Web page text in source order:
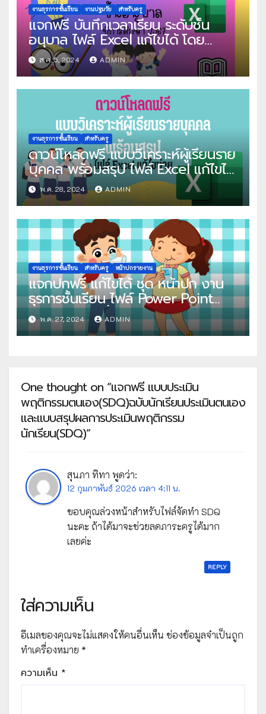
งานธุรการชั้นเรียน งานปฐมวัย สำหรับครู
แจกฟรี บันทึกเวลาเรียน ระดับชั้น
อนุบาล ไฟล์ Excel แก้ไขได้ โดย
วิชาการง่าย by “ครูคณิต”
ส.ค. 5, 2024 ADMIN
งานธุรการชั้นเรียน สำหรับครู
ดาวน์โหลดฟรี แบบวิเคราะห์ผู้เรียนราย
บุคคล พร้อมสรุป ไฟล์ Excel แก้ไขได้
โดย ครูไอที ฟรีบทเรียนออนไลน์
พ.ค. 28, 2024 ADMIN
งานธุรการชั้นเรียน สำหรับครู หน้าปกรายงาน
แจกปกฟรี แก้ไขได้ ชุด หน้าปก งาน
ธุรการชั้นเรียน ไฟล์ Power Point
แก้ไขได้ โดย สื่อการเรียนการสอน
Krunatcha
พ.ค. 27, 2024 ADMIN
One thought on “แจกฟรี แบบประเมิน
พฤติกรรมตนเอง(SDQ)ฉบับนักเรียนประเมินตนเอง
และแบบสรุปผลการประเมินพฤติกรรม
นักเรียน(SDQ)”
สุนภา ทิทา พูดว่า:
12 กุมภาพันธ์ 2026 เวลา 4:11 น.
ขอบคุณล่วงหน้าสำหรับไฟล์จัดทำ SDQ
นะคะ ถ้าได้มาจะช่วยลดภาระครูได้มาก
เลยค่ะ
REPLY
ใส่ความเห็น
อีเมลของคุณจะไม่แสดงให้คนอื่นเห็น ช่องข้อมูลจำเป็นถูก
ทำเครื่องหมาย *
ความเห็น *